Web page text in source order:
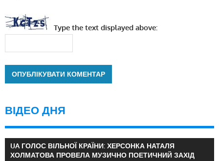
Type the text displayed above:
ВІДЕО ДНЯ
UA ГОЛОС ВІЛЬНОЇ КРАЇНИ: ХЕРСОНКА НАТАЛЯ
ХОЛМАТОВА ПРОВЕЛА МУЗИЧНО ПОЕТИЧНИЙ ЗАХІД